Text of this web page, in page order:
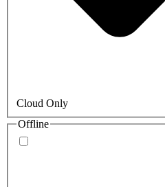
Cloud Only
Offline